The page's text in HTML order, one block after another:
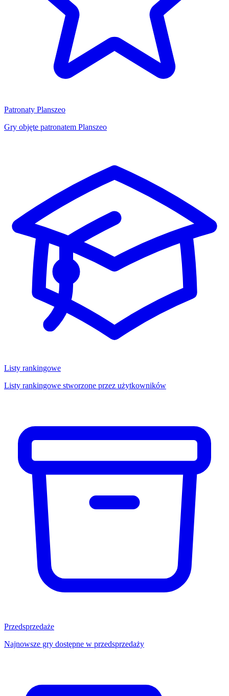
Patronaty Planszeo
Gry objęte patronatem Planszeo
Listy rankingowe
Listy rankingowe stworzone przez użytkowników
Przedsprzedaże
Najnowsze gry dostępne w przedsprzedaży